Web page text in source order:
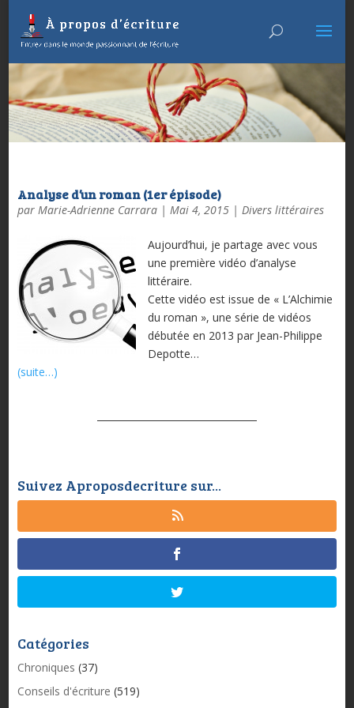
Analyse d’un roman (1er épisode)
par Marie-Adrienne Carrara| Mai 4, 2015| Divers littéraires
Aujourd’hui, je partage avec vous
une première vidéo d’analyse
littéraire.
Cette vidéo est issue de « L’Alchimie
du roman », une série de vidéos
débutée en 2013 par Jean-Philippe
Depotte…
(suite…)
Suivez Aproposdecriture sur...
Catégories
Chroniques (37)
Conseils d'écriture (519)